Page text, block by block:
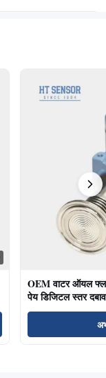
OEM वाटर ऑयल
पेय डिजिटल स्तर